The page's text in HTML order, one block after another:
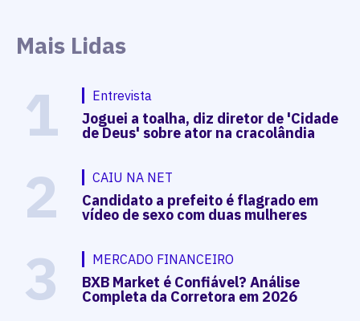
Mais Lidas
1 Entrevista
Joguei a toalha, diz diretor de 'Cidade
de Deus' sobre ator na cracolândia
2 CAIU NA NET
Candidato a prefeito é flagrado em
vídeo de sexo com duas mulheres
3 MERCADO FINANCEIRO
BXB Market é Confiável? Análise
Completa da Corretora em 2026